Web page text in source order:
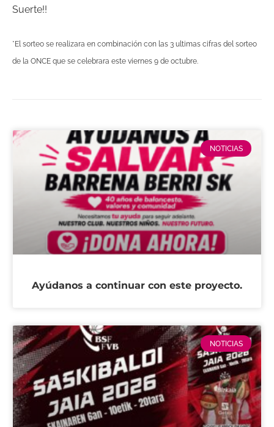
Suerte!!
*El sorteo se realizara en combinación con las 3 ultimas cifras del sorteo
de la ONCE que se celebrara este viernes 9 de octubre.
NOTICIAS
Ayúdanos a continuar con este proyecto.
NOTICIAS